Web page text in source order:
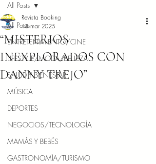
All Posts
ENTRETENIMIENTO/CINE
LIFESTYLE/MODA/BELLEZA
SALUD Y BIENESTAR
MÚSICA
DEPORTES
NEGOCIOS/TECNOLOGÍA
MAMÁS Y BEBÉS
GASTRONOMÍA/TURISMO
All Posts
“MISTERIOS
INEXPLORADOS CON
DANNY TREJO”
Revista Booking
13 mar 2025